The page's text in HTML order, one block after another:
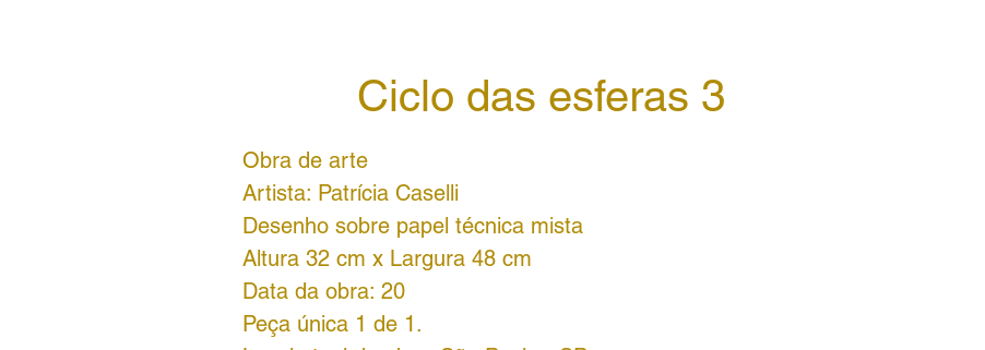
Ciclo das esferas 3
Obra de arte
Artista: Patrícia Caselli
Desenho sobre papel técnica mista
Altura 32 cm x Largura 48 cm
Data da obra: 20
Peça única 1 de 1.